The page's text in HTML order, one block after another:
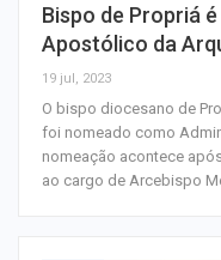
Bispo de Propriá
Apostólico da
19 jul, 2023
O bispo diocesano de
foi nomeado como
nomeação acontece
ao cargo de Arcebispo